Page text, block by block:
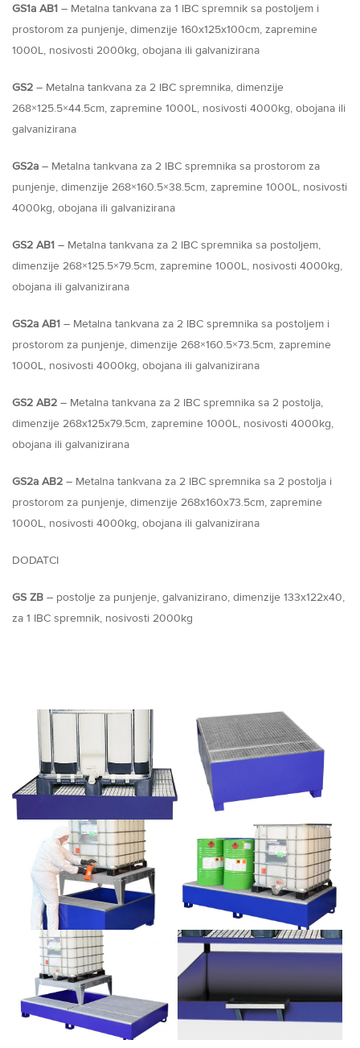
GS1a AB1 – Metalna tankvana za 1 IBC spremnik sa postoljem i
prostorom za punjenje, dimenzije 160x125x100cm, zapremine
1000L, nosivosti 2000kg, obojana ili galvanizirana
GS2 – Metalna tankvana za 2 IBC spremnika, dimenzije
268×125.5×44.5cm, zapremine 1000L, nosivosti 4000kg, obojana ili
galvanizirana
GS2a – Metalna tankvana za 2 IBC spremnika sa prostorom za
punjenje, dimenzije 268×160.5×38.5cm, zapremine 1000L, nosivosti
4000kg, obojana ili galvanizirana
GS2 AB1 – Metalna tankvana za 2 IBC spremnika sa postoljem,
dimenzije 268×125.5×79.5cm, zapremine 1000L, nosivosti 4000kg,
obojana ili galvanizirana
GS2a AB1 – Metalna tankvana za 2 IBC spremnika sa postoljem i
prostorom za punjenje, dimenzije 268×160.5×73.5cm, zapremine
1000L, nosivosti 4000kg, obojana ili galvanizirana
GS2 AB2 – Metalna tankvana za 2 IBC spremnika sa 2 postolja,
dimenzije 268x125x79.5cm, zapremine 1000L, nosivosti 4000kg,
obojana ili galvanizirana
GS2a AB2 – Metalna tankvana za 2 IBC spremnika sa 2 postolja i
prostorom za punjenje, dimenzije 268x160x73.5cm, zapremine
1000L, nosivosti 4000kg, obojana ili galvanizirana
DODATCI
GS ZB – postolje za punjenje, galvanizirano, dimenzije 133x122x40,
za 1 IBC spremnik, nosivosti 2000kg